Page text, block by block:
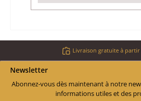
Livraison gratuite à partir
Newsletter
Abonnez-vous dès maintenant à notre
informations utiles et des